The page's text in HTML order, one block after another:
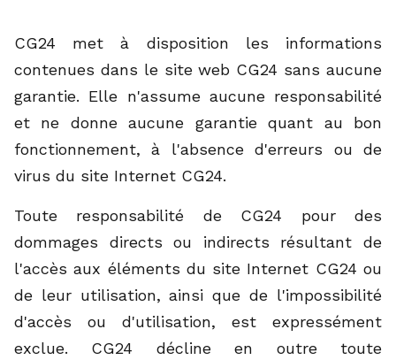
CG24 met à disposition les informations
contenues dans le site web CG24 sans aucune
garantie. Elle n'assume aucune responsabilité
et ne donne aucune garantie quant au bon
fonctionnement, à l'absence d'erreurs ou de
virus du site Internet CG24.
Toute responsabilité de CG24 pour des
dommages directs ou indirects résultant de
l'accès aux éléments du site Internet CG24 ou
de leur utilisation, ainsi que de l'impossibilité
d'accès ou d'utilisation, est expressément
exclue. CG24 décline en outre toute